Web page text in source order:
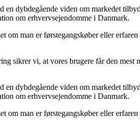
dybdegående viden om markedet
om erhvervsejendomme i Danmark.
om man er førstegangskøber eller
sikrer vi, at vores brugere får den mest
dybdegående viden om markedet
om erhvervsejendomme i Danmark.
om man er førstegangskøber eller